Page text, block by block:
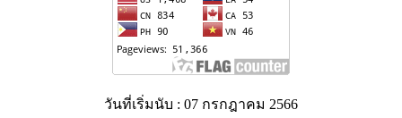
วันที่เริ่มนับ : 07 กรกฎาคม 2566